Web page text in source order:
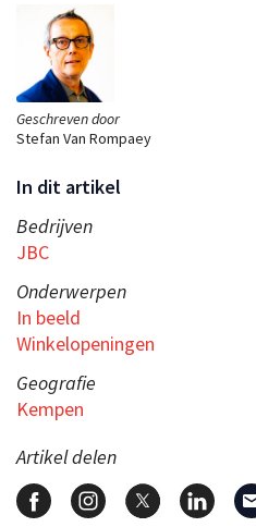
Geschreven door
Stefan Van Rompaey
In dit artikel
Bedrijven
JBC
Onderwerpen
In beeld
Winkelopeningen
Geografie
Kempen
Artikel delen